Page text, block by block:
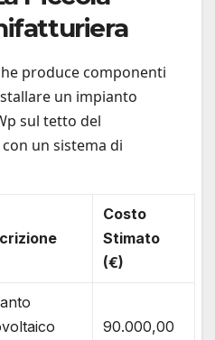
produce componenti
un impianto
sul tetto del
un sistema di
Costo
Stimato
(€)
90.000,00